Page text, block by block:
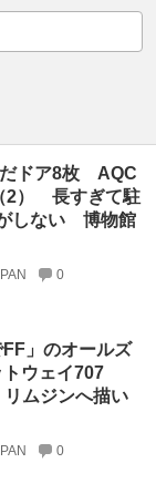
だドア8枚 AQC
2） 長すぎて駐
しない 博物館
0
」のオールズ
ウェイ707
ムジンへ描い
0